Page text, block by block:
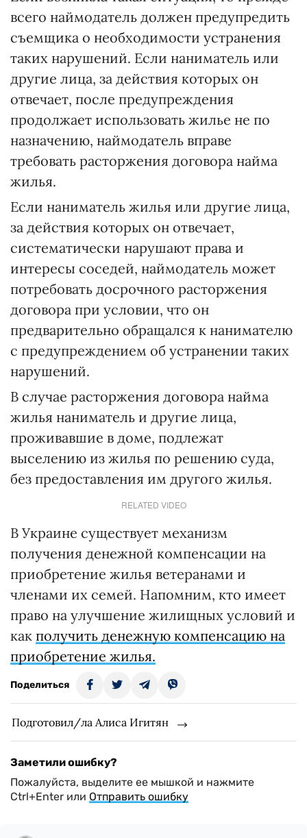
всего наймодатель должен предупредить
съемщика о необходимости устранения
таких нарушений. Если наниматель или
другие лица, за действия которых он
отвечает, после предупреждения
продолжает использовать жилье не по
назначению, наймодатель вправе
требовать расторжения договора найма
жилья.
Если наниматель жилья или другие лица,
за действия которых он отвечает,
систематически нарушают права и
интересы соседей, наймодатель может
потребовать досрочного расторжения
договора при условии, что он
предварительно обращался к нанимателю
с предупреждением об устранении таких
нарушений.
В случае расторжения договора найма
жилья наниматель и другие лица,
проживавшие в доме, подлежат
выселению из жилья по решению суда,
без предоставления им другого жилья.
RELATED VIDEO
В Украине существует механизм
получения денежной компенсации на
приобретение жилья ветеранами и
членами их семей. Напомним, кто имеет
право на улучшение жилищных условий и
как получить денежную компенсацию на
приобретение жилья.
Поделиться
Подготовил/ла Алиса Игитян
Заметили ошибку?
Пожалуйста, выделите ее мышкой и нажмите
Ctrl+Enter или Отправить ошибку